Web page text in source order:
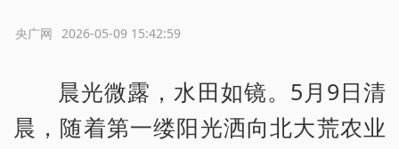
2026-05-09 15:42:59
央广网
晨光微露，水田如镜。5月9日清
晨，随着第一缕阳光洒向北大荒农业